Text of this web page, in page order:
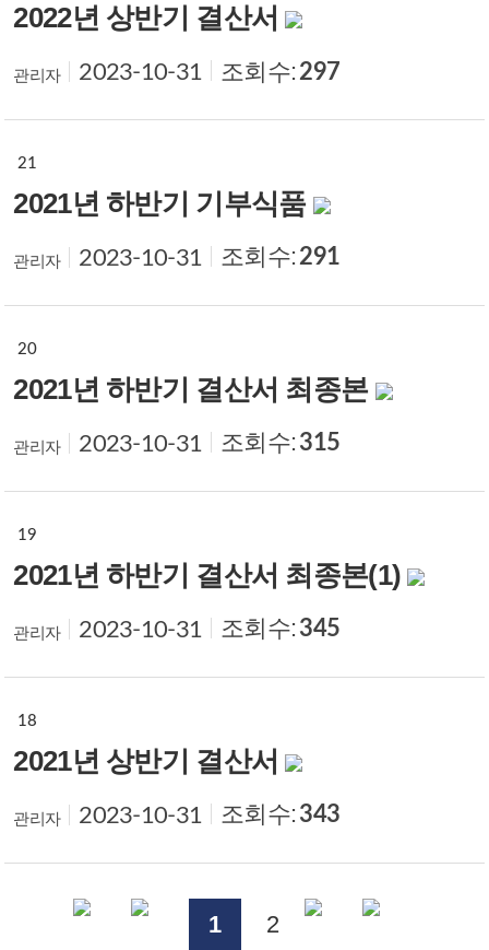
2022년 상반기 결산서
관리자 2023-10-31 조회수: 297
21
2021년 하반기 기부식품
관리자 2023-10-31 조회수: 291
20
2021년 하반기 결산서 최종본
관리자 2023-10-31 조회수: 315
19
2021년 하반기 결산서 최종본(1)
관리자 2023-10-31 조회수: 345
18
2021년 상반기 결산서
관리자 2023-10-31 조회수: 343
1 2